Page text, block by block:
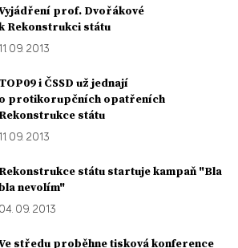
prof. Dvořákové
Rekonstrukci státu
11. 09. 2013
TOP09 i ČSSD už jednají
o protikorupčních opatřeních
Rekonstrukce státu
11. 09. 2013
Rekonstrukce státu startuje kampaň "Bla
nevolím"
04. 09. 2013
středu proběhne tisková konference